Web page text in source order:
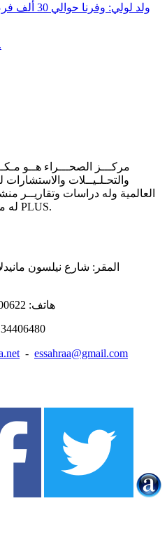
ولد لولي: وفرنا حوالي 30 ألف فرصة عمل خلال العامين الأخيرين
مركـــز الصحـــراء هــو
والتحـلـيــلات
العالمية وله دراسات وتقاريــر
له موقــع الصحراء ومنصة الصحراء PLUS.
هاتف: 25000622 - 45250731 - 45255931
- essahraa@gmail.com